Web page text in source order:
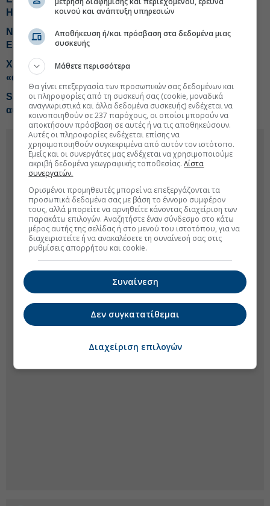
HBC
Νέο καταστατικό για ΟΛΠ με δυνατότητα επέκτασης σε
Ελλάδα και εξωτερικό
Χρηματιστήριο: Κερδισμένοι, χαμένοι και η
«ακτινογραφία» του Ιουλίου
Safe Bulkers: Εκτίναξη κερδοφορίας στο β' τρίμηνο,
αύξηση μερίσματος στα 7,5 σεντς
κοινού και ανάπτυξη υπηρεσιών
Αποθήκευση ή/και πρόσβαση στα δεδομένα μιας
συσκευής
Μάθετε περισσότερα
Θα γίνει επεξεργασία των προσωπικών σας δεδομένων και
οι πληροφορίες από τη συσκευή σας (cookie, μοναδικά
αναγνωριστικά και άλλα δεδομένα συσκευής) ενδέχεται να
κοινοποιηθούν σε 237 παρόχους, οι οποίοι μπορούν να
αποκτήσουν πρόσβαση σε αυτές ή να τις αποθηκεύσουν.
Αυτές οι πληροφορίες ενδέχεται επίσης να
χρησιμοποιηθούν συγκεκριμένα από αυτόν τον ιστότοπο.
Εμείς και οι συνεργάτες μας ενδέχεται να χρησιμοποιούμε
ακριβή δεδομένα γεωγραφικής τοποθεσίας.Λίστα
συνεργατών.
Ορισμένοι προμηθευτές μπορεί να επεξεργάζονται τα
προσωπικά δεδομένα σας με βάση το έννομο συμφέρον
τους, αλλά μπορείτε να αρνηθείτε κάνοντας διαχείριση των
παρακάτω επιλογών. Αναζητήστε έναν σύνδεσμο στο κάτω
μέρος αυτής της σελίδας ή στο μενού του ιστοτόπου, για να
διαχειριστείτε ή να ανακαλέσετε τη συναίνεσή σας στις
ρυθμίσεις απορρήτου και cookie.
Συναίνεση
Δεν συγκατατίθεμαι
Διαχείριση επιλογών